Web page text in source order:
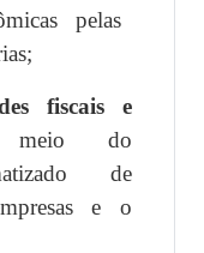
pelas
fiscais e
do
de
e o